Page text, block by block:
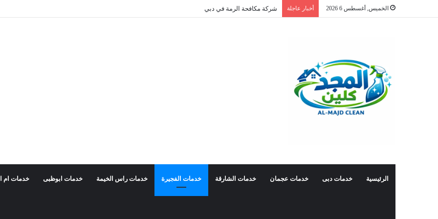
الخميس, أغسطس 6 2026 أخبار عاجلة شركة مكافحة الرمة في دبي
الرئيسية خدمات دبى خدمات عجمان خدمات الشارقة خدمات الفجيرة خدمات راس الخيمة خدمات ابوظبى خدمات ام